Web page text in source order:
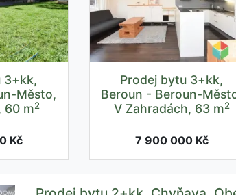
3+kk,
Město,
60 m2
Kč
Prodej bytu 3+kk,
Beroun - Beroun-
V Zahradách, 63 m2
7 900 000 Kč